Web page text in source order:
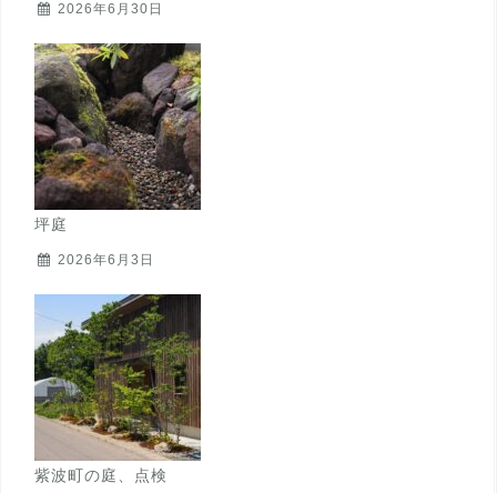
2026年6月30日
坪庭
2026年6月3日
紫波町の庭、点検